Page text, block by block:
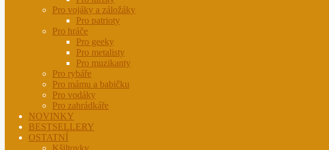
Pro vojáky a záložáky
Pro patrioty
Pro hráče
Pro geeky
Pro metalisty
Pro muzikanty
Pro rybáře
Pro mámu a babičku
Pro vodáky
Pro zahrádkáře
NOVINKY
BESTSELLERY
OSTATNÍ
Kšiltovky